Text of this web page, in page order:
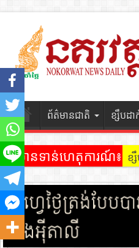
ព័ត៌មានជាតិ ខ្សឹបដ
ព័ត៌មានទាន់ហេតុការណ៍៖ ខ្